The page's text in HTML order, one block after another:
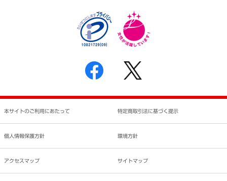
反社会的勢力に対する基本方針
書面による個人情報の開示等の請求の手続きについて
本サイトのご利用にあたって 特定商取引法に基づく提示
個人情報保護方針 環境方針
アクセスマップ サイトマップ